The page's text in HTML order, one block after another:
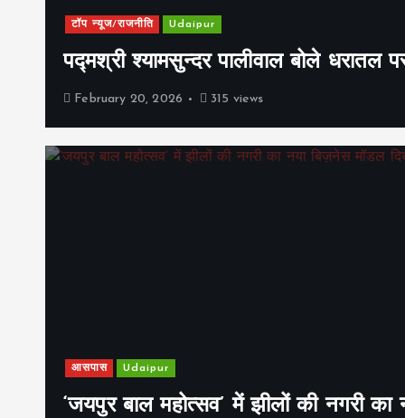
टॉप न्यूज/राजनीति Udaipur
पद्मश्री श्यामसुन्दर पालीवाल बोले धरातल
February 20, 2026 315 views
आसपास Udaipur
‘जयपुर बाल महोत्सव’ में झीलों की नगरी